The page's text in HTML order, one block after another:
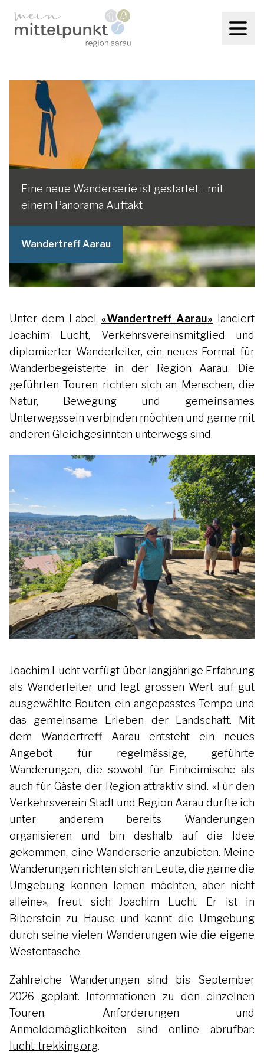
Eine neue Wanderserie ist gestartet - mit
einem Panorama Auftakt
Wandertreff Aarau
Unter dem Label «Wandertreff Aarau» lanciert
Joachim Lucht, Verkehrsvereinsmitglied und
diplomierter Wanderleiter, ein neues Format für
Wanderbegeisterte in der Region Aarau. Die
geführten Touren richten sich an Menschen, die
Natur, Bewegung und gemeinsames
Unterwegssein verbinden möchten und gerne mit
anderen Gleichgesinnten unterwegs sind.
Joachim Lucht verfügt über langjährige Erfahrung
als Wanderleiter und legt grossen Wert auf gut
ausgewählte Routen, ein angepasstes Tempo und
das gemeinsame Erleben der Landschaft. Mit
dem Wandertreff Aarau entsteht ein neues
Angebot für regelmässige, geführte
Wanderungen, die sowohl für Einheimische als
auch für Gäste der Region attraktiv sind. «Für den
Verkehrsverein Stadt und Region Aarau durfte ich
unter anderem bereits Wanderungen
organisieren und bin deshalb auf die Idee
gekommen, eine Wanderserie anzubieten. Meine
Wanderungen richten sich an Leute, die gerne die
Umgebung kennen lernen möchten, aber nicht
alleine», freut sich Joachim Lucht. Er ist in
Biberstein zu Hause und kennt die Umgebung
durch seine vielen Wanderungen wie die eigene
Westentasche.
Zahlreiche Wanderungen sind bis September
2026 geplant. Informationen zu den einzelnen
Touren, Anforderungen und
Anmeldemöglichkeiten sind online abrufbar:
lucht-trekking.org.